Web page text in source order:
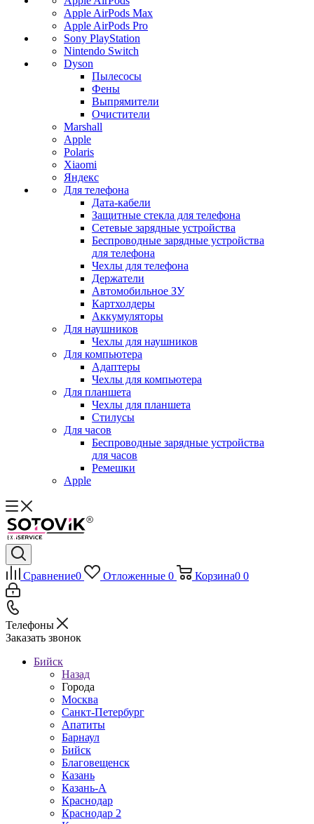
Apple AirPods Max
Apple AirPods Pro
Sony PlayStation
Nintendo Switch
Dyson
Пылесосы
Фены
Выпрямители
Очистители
Marshall
Apple
Polaris
Xiaomi
Яндекс
Для телефона
Дата-кабели
Защитные стекла для телефона
Сетевые зарядные устройства
Беспроводные зарядные устройства
для телефона
Чехлы для телефона
Держатели
Автомобильное ЗУ
Картхолдеры
Аккумуляторы
Для наушников
Чехлы для наушников
Для компьютера
Адаптеры
Чехлы для компьютера
Для планшета
Чехлы для планшета
Стилусы
Для часов
Беспроводные зарядные устройства
для часов
Ремешки
Apple
Сравнение0 Отложенные 0 Корзина0 0
Телефоны
Заказать звонок
Бийск
Назад
Города
Москва
Санкт-Петербург
Апатиты
Барнаул
Бийск
Благовещенск
Казань
Казань-А
Краснодар
Краснодар 2